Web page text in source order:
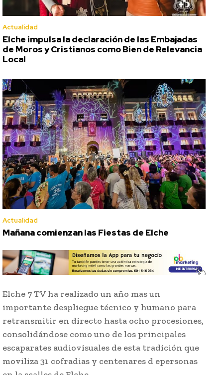
Actualidad
Elche impulsa la declaración de las Embajadas
de Moros y Cristianos como Bien de Relevancia
Local
Actualidad
Mañana comienzan las Fiestas de Elche
Elche 7 TV ha realizado un año mas un
importante despliegue técnico y humano para
retransmitir en directo hasta ocho procesiones,
consolidándose como uno de los principales
escaparates audiovisuales de esta tradición que
moviliza 31 cofradias y centenares d epersonas